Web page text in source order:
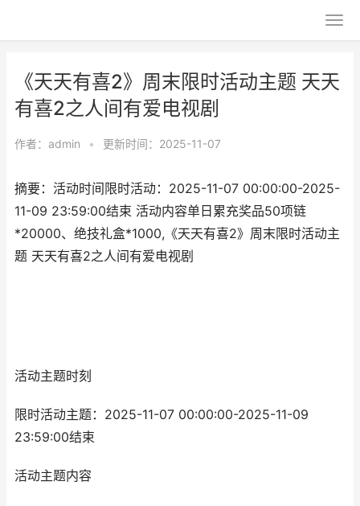
《天天有喜2》周末限时活动主题 天天
有喜2之人间有爱电视剧
作者： admin • 更新时间：2025-11-07
摘要：活动时间限时活动：2025-11-07 00:00:00-2025-
11-09 23:59:00结束 活动内容单日累充奖品50项链
*20000、绝技礼盒*1000,《天天有喜2》周末限时活动主
题 天天有喜2之人间有爱电视剧
活动主题时刻
限时活动主题：2025-11-07 00:00:00-2025-11-09
23:59:00结束
活动主题内容